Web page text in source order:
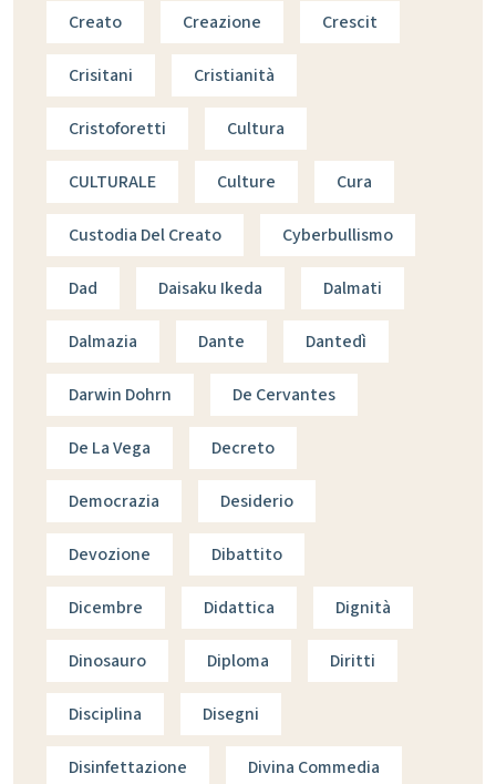
Creato Creazione Crescit
Crisitani Cristianità
Cristoforetti Cultura
CULTURALE Culture Cura
Custodia Del Creato Cyberbullismo
Dad Daisaku Ikeda Dalmati
Dalmazia Dante Dantedì
Darwin Dohrn De Cervantes
De La Vega Decreto
Democrazia Desiderio
Devozione Dibattito
Dicembre Didattica Dignità
Dinosauro Diploma Diritti
Disciplina Disegni
Disinfettazione Divina Commedia